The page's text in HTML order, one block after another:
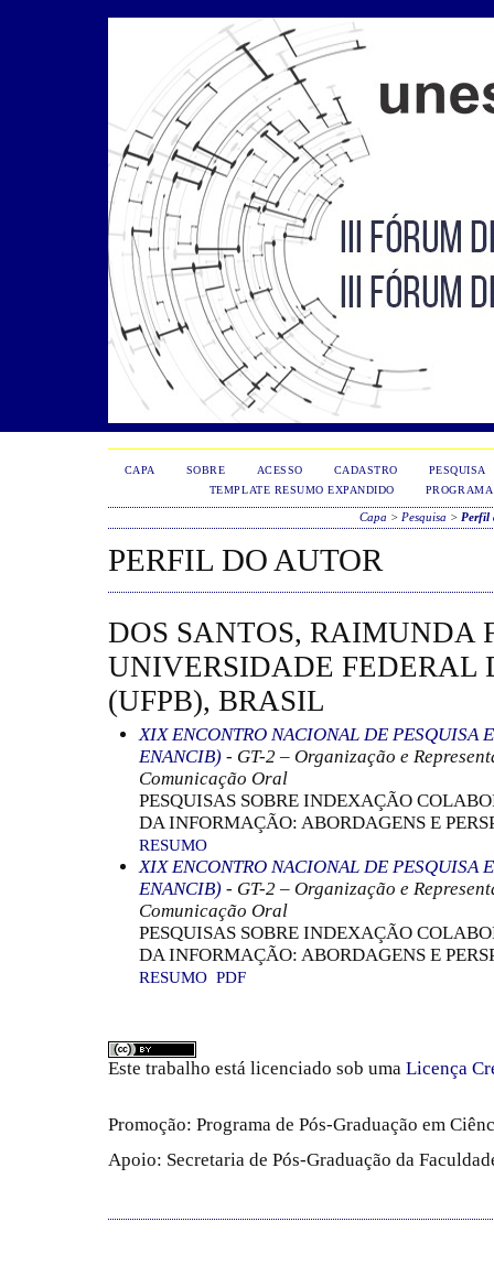
CAPA SOBRE ACESSO CADASTRO
PESQUISA
TEMPLATE RESUMO EXPANDIDO
PROGRAMA
Capa > Pesquisa > Perfil
PERFIL DO AUTOR
DOS SANTOS, RAIMUNDA
UNIVERSIDADE FEDERAL
(UFPB), BRASIL
XIX ENCONTRO NACIONAL DE PESQUISA
ENANCIB) - GT-2 – Organização e
Comunicação Oral
PESQUISAS SOBRE INDEXAÇÃO
DA INFORMAÇÃO: ABORDAGENS E
RESUMO
XIX ENCONTRO NACIONAL DE PESQUISA
ENANCIB) - GT-2 – Organização e
Comunicação Oral
PESQUISAS SOBRE INDEXAÇÃO
DA INFORMAÇÃO: ABORDAGENS E
RESUMO PDF
Este trabalho está licenciado sob uma Licença
Promoção: Programa de Pós-Graduação em
Apoio: Secretaria de Pós-Graduação da